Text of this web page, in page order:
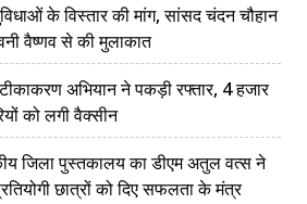
के विस्तार की मांग, सांसद चंदन चौहान
वैष्णव से की मुलाकात
अभियान ने पकड़ी रफ्तार, 4 हजार
को लगी वैक्सीन
जिला पुस्तकालय का डीएम अतुल वत्स ने
छात्रों को दिए सफलता के मंत्र